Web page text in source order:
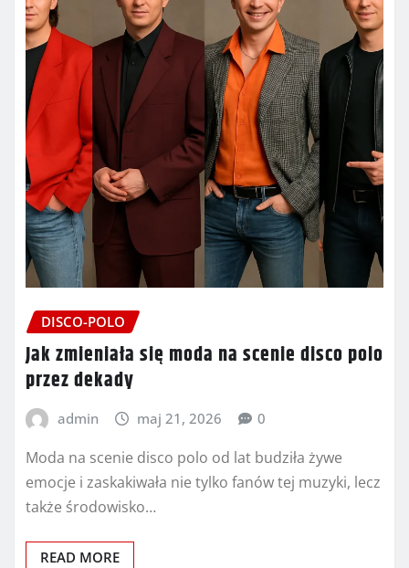
DISCO-POLO
Jak zmieniała się moda na scenie disco polo
przez dekady
admin maj 21, 2026 0
Moda na scenie disco polo od lat budziła żywe
emocje i zaskakiwała nie tylko fanów tej muzyki, lecz
także środowisko…
READ MORE